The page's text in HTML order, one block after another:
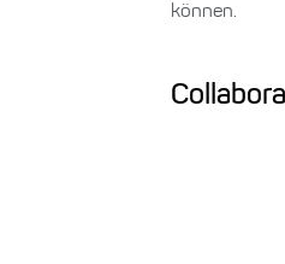
können.